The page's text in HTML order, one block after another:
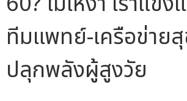
ทีมแพทย์-เครือข่าย
ปลุกพลังผู้สูงวัย